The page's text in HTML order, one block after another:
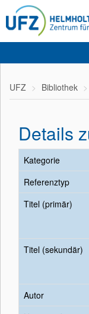
UFZ Bibliothek
Details
Kategorie
Referenztyp
Titel (primär)
Titel (sekundär)
Autor